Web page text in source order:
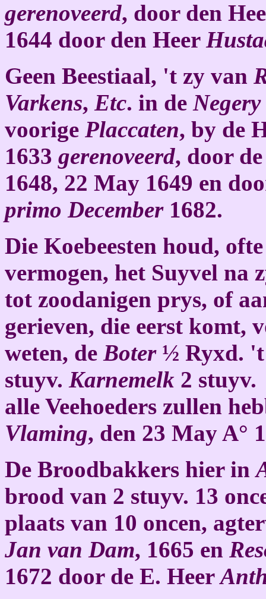
gerenoveerd, door den
1644 door den Heer
Geen Beestiaal, 't zy van
Varkens, Etc. in de Negery
voorige Placcaten, by de
1633 gerenoveerd, door
1648, 22 May 1649 en
primo December1682.
Die Koebeesten houd,
vermogen, het Suyvel na
tot zoodanigen prys, of
gerieven, die eerst komt,
weten, de Boter½ Ryxd.
stuyv. Karnemelk 2
alle Veehoeders zullen
Vlaming, den 23 May A°
De Broodbakkers hier in
brood van 2 stuyv. 13
plaats van 10 oncen,
Jan van Dam, 1665 en
1672 door de E. Heer